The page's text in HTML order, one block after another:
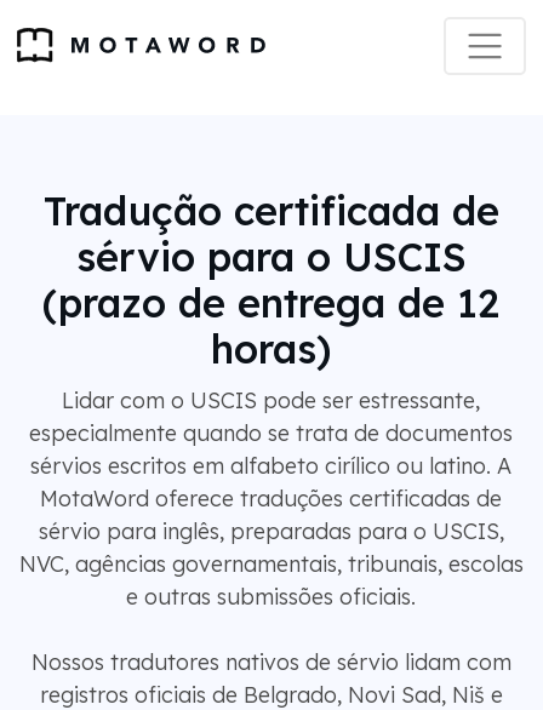
Tradução certificada de
sérvio para o USCIS
(prazo de entrega de 12
horas)
Lidar com o USCIS pode ser estressante,
especialmente quando se trata de documentos
sérvios escritos em alfabeto cirílico ou latino. A
MotaWord oferece traduções certificadas de
sérvio para inglês, preparadas para o USCIS,
NVC, agências governamentais, tribunais, escolas
e outras submissões oficiais.
Nossos tradutores nativos de sérvio lidam com
registros oficiais de Belgrado, Novi Sad, Niš e